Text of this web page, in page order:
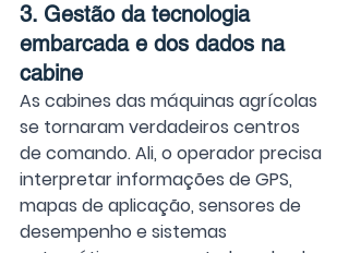
3. Gestão da tecnologia
embarcada e dos dados na
cabine
As cabines das máquinas agrícolas
se tornaram verdadeiros centros
de comando. Ali, o operador precisa
interpretar informações de GPS,
mapas de aplicação, sensores de
desempenho e sistemas